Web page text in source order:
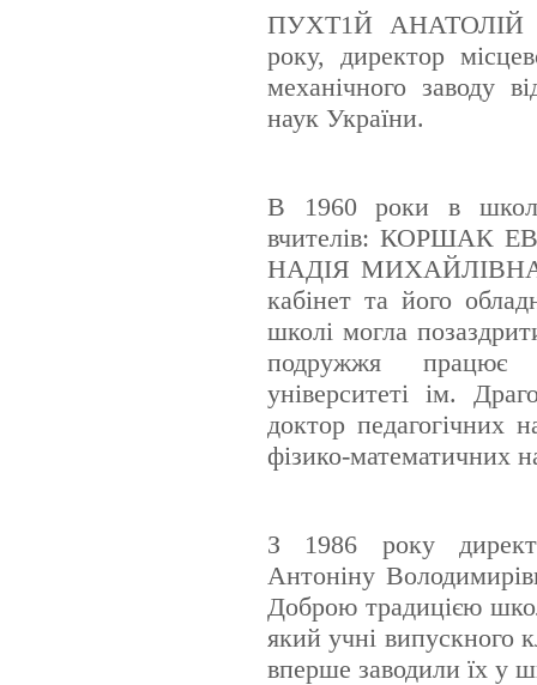
ПУХТ1Й АНАТОЛІЙ
року, директор
механічного заводу
наук України.
В 1960 роки в
вчителів: КОРШАК
НАДІЯ МИХАЙЛІВНА,
кабінет та його
школі могла
подружжя працює
університеті ім.
доктор педагогічних
фізико-математичних
З 1986 року
Антоніну
Доброю традицією
який учні випускного
вперше заводили їх у